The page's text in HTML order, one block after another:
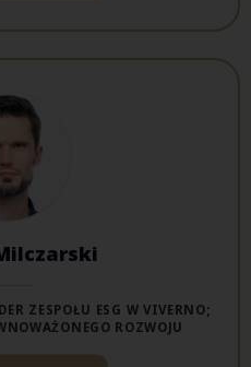
ZESPOŁU ESG W VIVERNO;
ROZWOJU